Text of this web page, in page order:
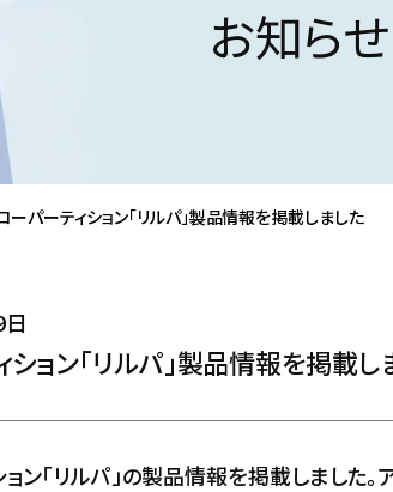
お知らせ
ーパーティション「リルパ」製品情報を掲載しました
ョン「リルパ」製品情報を掲載し
ン「リルパ」の製品情報を掲載しました